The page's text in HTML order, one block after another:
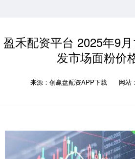
盈禾配资平台 2025年9
发市场面粉价
来源：创赢盘配资APP下载 网站